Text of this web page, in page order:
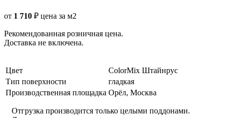
от 1 710 ₽ цена за м2
Рекомендованная розничная цена.
Доставка не включена.
Цвет
ColorMix Штайнрус
Тип поверхности
гладкая
Производственная площадка Орёл, Москва
Отгрузка производится только целыми поддонами.